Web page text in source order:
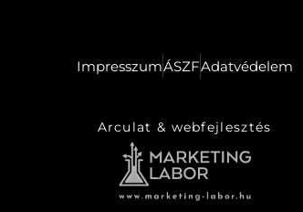
ImpresszumÁSZFAdatvédelem
Arculat & webfejlesztés